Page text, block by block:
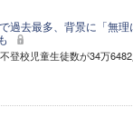
過去最多、背景に「無
登校児童生徒数が34万